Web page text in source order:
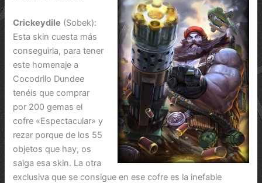
Crickeydile (Sobek):
Esta skin cuesta más
conseguirla, para tener
este homenaje a
Cocodrilo Dundee
tenéis que comprar
por 200 gemas el
cofre «Espectacular» y
rezar porque de los 55
objetos que hay, os
salga esa skin. La otra
exclusiva que se consigue en ese cofre es la inefable